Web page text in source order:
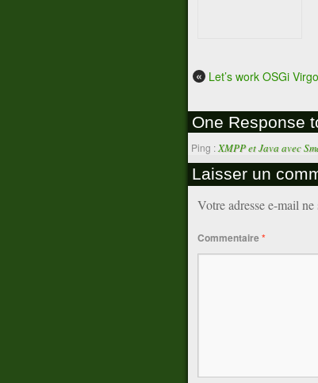
« Let’s work OSGi
One Response
Ping :XMPP et Java avec
Laisser un
Votre adresse e-mail ne
Commentaire*